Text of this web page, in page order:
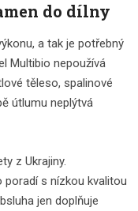
do dílny
a tak je potřebný
Multibio nepoužívá
těleso, spalinové
útlumu neplýtvá
z Ukrajiny.
poradí s nízkou kvalitou
jen doplňuje